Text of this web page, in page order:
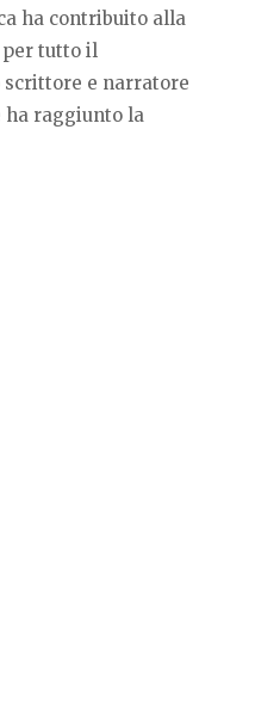
ha contribuito alla
per tutto il
scrittore e narratore
ha raggiunto la